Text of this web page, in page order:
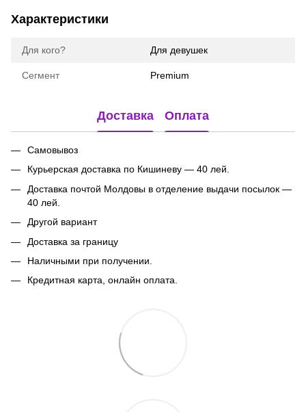
Характеристики
Для кого? Для девушек
Сегмент Premium
Доставка Оплата
Самовывоз
Курьерская доставка по Кишиневу — 40 лей.
Доставка почтой Молдовы в отделение выдачи посылок —
40 лей.
Другой вариант
Доставка за границу
Наличными при получении.
Кредитная карта, онлайн оплата.